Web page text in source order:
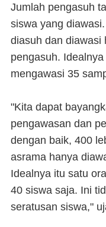
Jumlah pengasuh
siswa yang
diasuh dan diawasi
pengasuh.
mengawasi 35
"Kita dapat
pengawasan dan
dengan baik, 400
asrama hanya
Idealnya itu satu
40 siswa saja. Ini
seratusan siswa,"